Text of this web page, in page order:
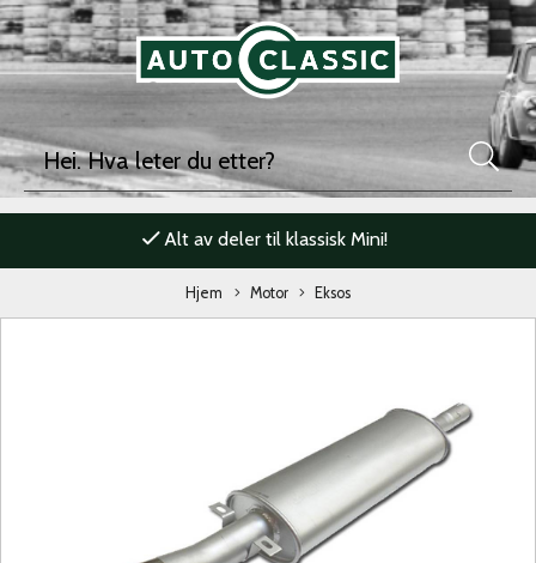
Alt av deler til klassisk Mini!
Hjem Motor Eksos